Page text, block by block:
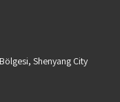
Shenyang City